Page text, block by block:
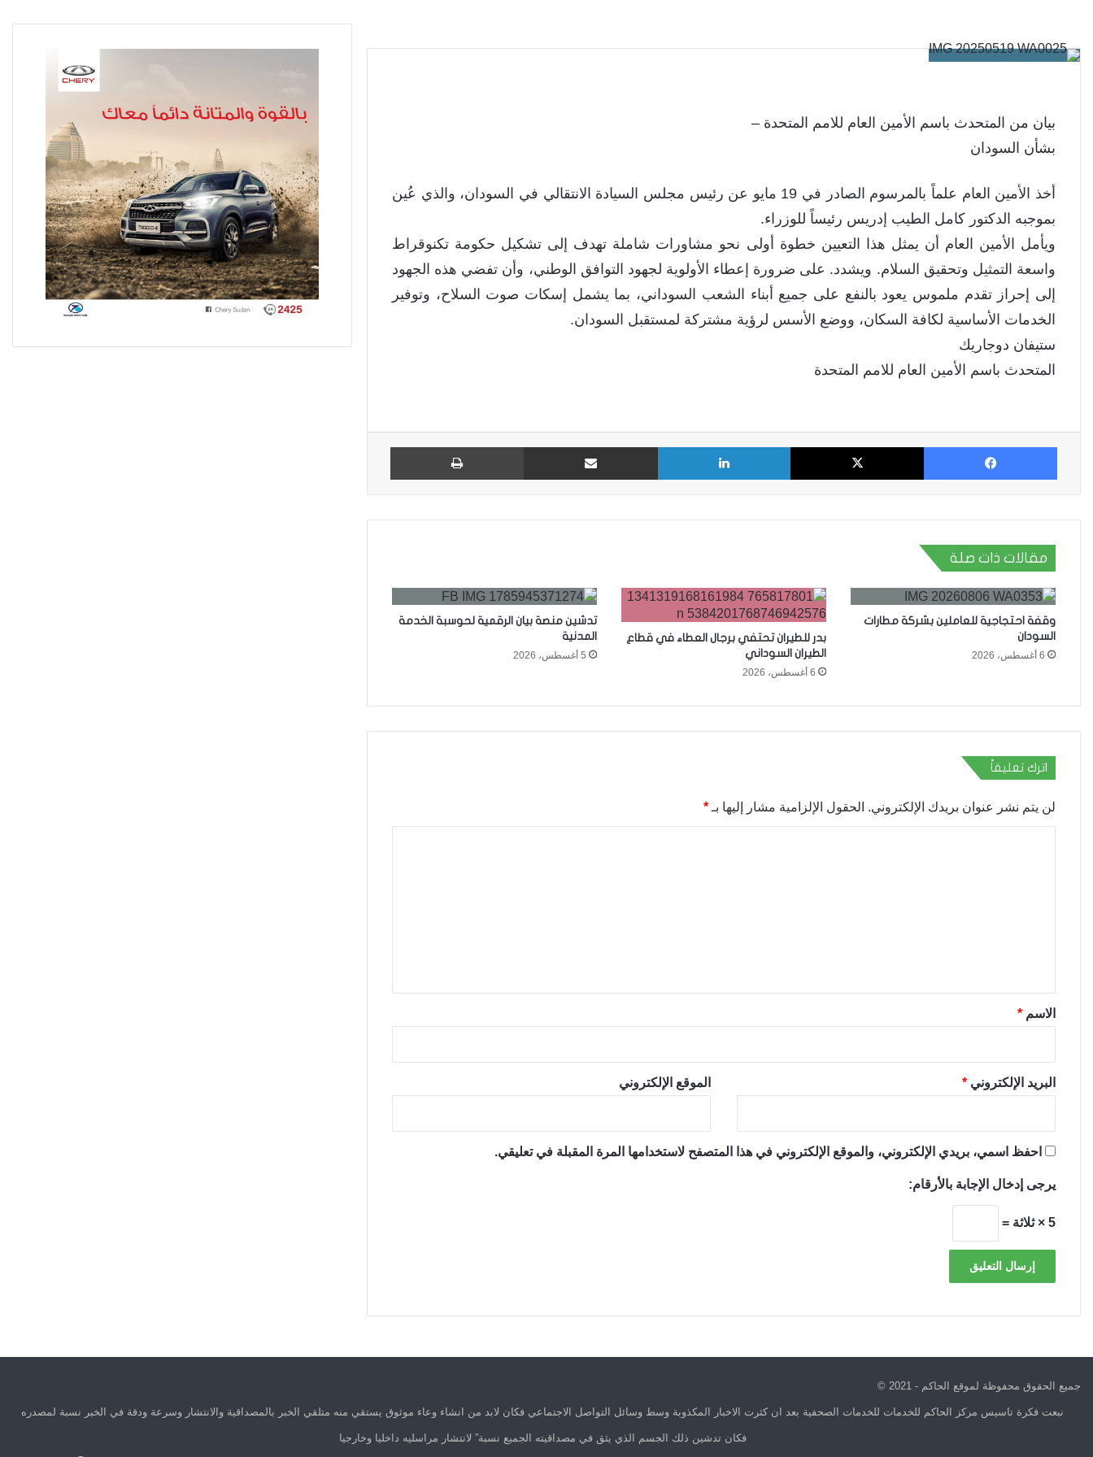
بيان من المتحدث باسم الأمين العام للامم المتحدة –
بشأن السودان
أخذ الأمين العام علماً بالمرسوم الصادر في 19 مايو عن رئيس مجلس السيادة الانتقالي في السودان، والذي عُين
بموجبه الدكتور كامل الطيب إدريس رئيساً للوزراء.
ويأمل الأمين العام أن يمثل هذا التعيين خطوة أولى نحو مشاورات شاملة تهدف إلى تشكيل حكومة تكنوقراط
واسعة التمثيل وتحقيق السلام. ويشدد. على ضرورة إعطاء الأولوية لجهود التوافق الوطني، وأن تفضي هذه الجهود
إلى إحراز تقدم ملموس يعود بالنفع على جميع أبناء الشعب السوداني، بما يشمل إسكات صوت السلاح، وتوفير
الخدمات الأساسية لكافة السكان، ووضع الأسس لرؤية مشتركة لمستقبل السودان.
ستيفان دوجاريك
المتحدث باسم الأمين العام للامم المتحدة
فيسبوك X لينكدإن مشاركة عبر البريد طباعة
مقالات ذات صلة
وقفة احتجاجية للعاملين بشركة مطارات
السودان
6 أغسطس، 2026
بدر للطيران تحتفي برجال العطاء في قطاع
الطيران السوداني
6 أغسطس، 2026
تدشين منصة بيان الرقمية لحوسبة الخدمة
المدنية
5 أغسطس، 2026
اترك تعليقاً
لن يتم نشر عنوان بريدك الإلكتروني. الحقول الإلزامية مشار إليها بـ *
*الاسم *
البريد الإلكتروني * الموقع الإلكتروني
احفظ اسمي، بريدي الإلكتروني، والموقع الإلكتروني في هذا المتصفح لاستخدامها المرة المقبلة في تعليقي.
يرجى إدخال الإجابة بالأرقام:
5 × ثلاثة =
جميع الحقوق محفوظة لموقع الحاكم - 2021 ©
نبعت فكرة تاسيس مركز الحاكم للخدمات للخدمات الصحفية بعد ان كثرت الاخبار المكذوبة وسط وسائل التواصل الاجتماعي فكان لابد من انشاء وعاء موثوق يستقي منه متلقي الخبر بالمصداقية والانتشار وسرعة ودقة في الخبر نسبة لمصدره
فكان تدشين ذلك الجسم الذي يثق في مصداقيته الجميع نسبة” لانتشار مراسليه داخليا وخارجيا